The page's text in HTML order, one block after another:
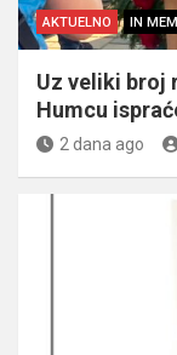
AKTUELNO IN
Uz veliki broj
Humcu
2 dana ago